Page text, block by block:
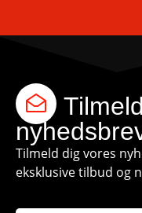
Tilmeld dig vores
eksklusive tilbud og